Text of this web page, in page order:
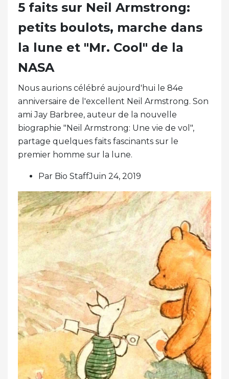
5 faits sur Neil Armstrong:
petits boulots, marche dans
la lune et "Mr. Cool" de la
NASA
Nous aurions célébré aujourd'hui le 84e
anniversaire de l'excellent Neil Armstrong. Son
ami Jay Barbree, auteur de la nouvelle
biographie "Neil Armstrong: Une vie de vol",
partage quelques faits fascinants sur le
premier homme sur la lune.
Par Bio StaffJuin 24, 2019